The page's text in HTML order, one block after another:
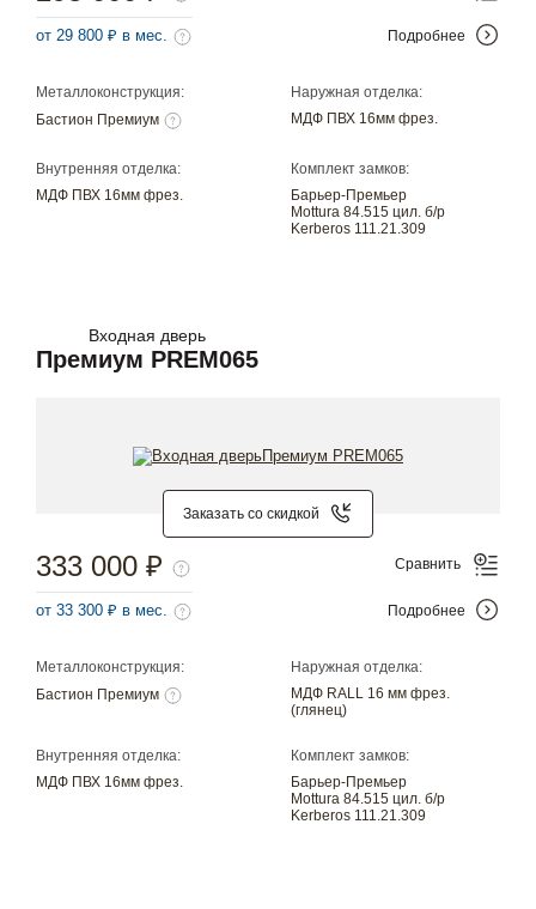
Металлоконструкция:
Бастион Премиум
Наружная отделка:
МДФ ПВХ 16мм фрез.
Внутренняя отделка:
МДФ ПВХ 16мм фрез.
Комплект замков:
Барьер-Премьер
Mottura 84.515 цил. б/р
Kerberos 111.21.309
от 29 800 ₽ в мес. Подробнее
Входная дверь
Премиум PREM065
Заказать со скидкой
Металлоконструкция:
Бастион Премиум
Наружная отделка:
МДФ RALL 16 мм фрез.
(глянец)
Внутренняя отделка:
МДФ ПВХ 16мм фрез.
Комплект замков:
Барьер-Премьер
Mottura 84.515 цил. б/р
Kerberos 111.21.309
333 000 ₽
от 33 300 ₽ в мес.
Сравнить
Подробнее